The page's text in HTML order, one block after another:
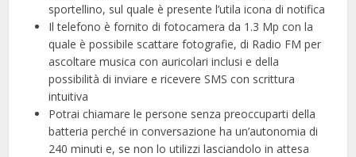
sportellino, sul quale è presente l’utila icona di notifica
Il telefono è fornito di fotocamera da 1.3 Mp con la
quale è possibile scattare fotografie, di Radio FM per
ascoltare musica con auricolari inclusi e della
possibilità di inviare e ricevere SMS con scrittura
intuitiva
Potrai chiamare le persone senza preoccuparti della
batteria perché in conversazione ha un’autonomia di
240 minuti e, se non lo utilizzi lasciandolo in attesa